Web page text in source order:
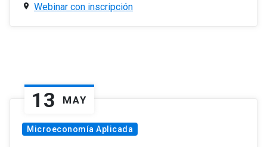
Webinar con inscripción
13 MAY
Microeconomía Aplicada